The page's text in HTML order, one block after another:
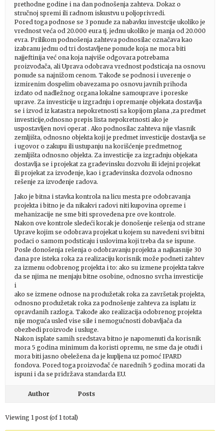
prethodne godine i na dan podnošenja zahteva. Dokaz o
stručnoj spremi ili radnom iskustvu u poljoprivredi.
Pored toga podnose se 3 ponude za nabavku investcije ukoliko je
vrednost veća od 20.000 eura tj. jednu ukoliko je manja od 20.000
evra. Prilikom podnošenja zahteva podnosilac označava kao
izabranu jednu od tri dostavljene ponude koja ne mora biti
najjeftinija već ona koja najviše odgovara potrebama
proizvođača, ali Uprava odobrava vrednost podsticaja na osnovu
ponude sa najnižom cenom. Takođe se podnosi i uverenje o
izmirenim dospelim obavezama po osnovu javnih prihoda
izdato od nadležnog organa lokalne samouprave i poreske
uprave. Za investicije u izgradnju i opremanje objekata dostavlja
se i izvod iz katastra nepokretnosti sa kopijom plana ,za predmet
investicije,odnosno prepis lista nepokretnosti ako je
uspostavljen novi operat . Ako podnosilac zahteva nije vlasnik
zemljišta, odnosno objekta koji je predmet investicije dostavlja se
i ugovor o zakupu ili ustupanju na korišćenje predmetnog
zemljišta odnosno objekta. Za investicije za izgradnju objekata
dostavlja se i projekat za građevinsku dozvolu ili idejni projekat
ili projekat za izvođenje, kao i građevinska dozvola odnosno
rešenje za izvođenje radova.
Jako je bitna i stavka kontrola na licu mesta pre odobravanja
projekta i bitno je da nikakvi radovi niti kupovina opreme i
mehanizacije ne sme biti sprovedena pre ove kontrole.
Nakon ove kontrole sledeći korak je donošenje rešenja od strane
Uprave kojim se odobrava projekat u kojem su navedeni svi bitni
podaci o samom podsticaju i uslovima koji treba da se ispune.
Posle donošenja rešenja o odobravanju projekta a najkasnije 30
dana pre isteka roka za realizaciju korisnik može podneti zahtev
za izmenu odobrenog projekta i to: ako su izmene projekta takve
da se njima ne menjaju bitne osobine, odnosno svrha investicije
i
ako se izmene odnose na produžetak roka za završetak projekta,
odnosno produžetak roka za podnošenje zahteva za isplatu iz
opravdanih razloga. Takođe ako realizacija odobrenog projekta
nije moguća usled vise sile i nemogućnosti dobavljača da
obezbedi proizvode i usluge.
Nakon isplate samih sredstava bitno je napomenuti da korisnik
mora 5 godina minimum da koristi opremu, ne sme da je otuđi i
mora biti jasno obeležena da je kupljena uz pomoć IPARD
fondova. Pored toga proizvođač će narednih 5 godina morati da
ispuni i da se pridržava standarda EU.
Author Posts
Viewing 1 post (of 1 total)